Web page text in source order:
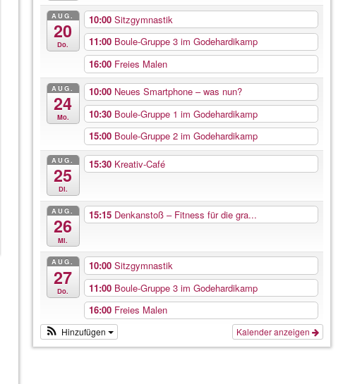
AUG.
20
Do.
10:00 Sitzgymnastik
11:00 Boule-Gruppe 3 im Godehardikamp
16:00 Freies Malen
AUG.
24
Mo.
10:00 Neues Smartphone – was nun?
10:30 Boule-Gruppe 1 im Godehardikamp
15:00 Boule-Gruppe 2 im Godehardikamp
AUG.
25
Di.
15:30 Kreativ-Café
AUG.
26
Mi.
15:15 Denkanstoß – Fitness für die gra...
AUG.
27
Do.
10:00 Sitzgymnastik
11:00 Boule-Gruppe 3 im Godehardikamp
16:00 Freies Malen
Kalender anzeigen
Hinzufügen